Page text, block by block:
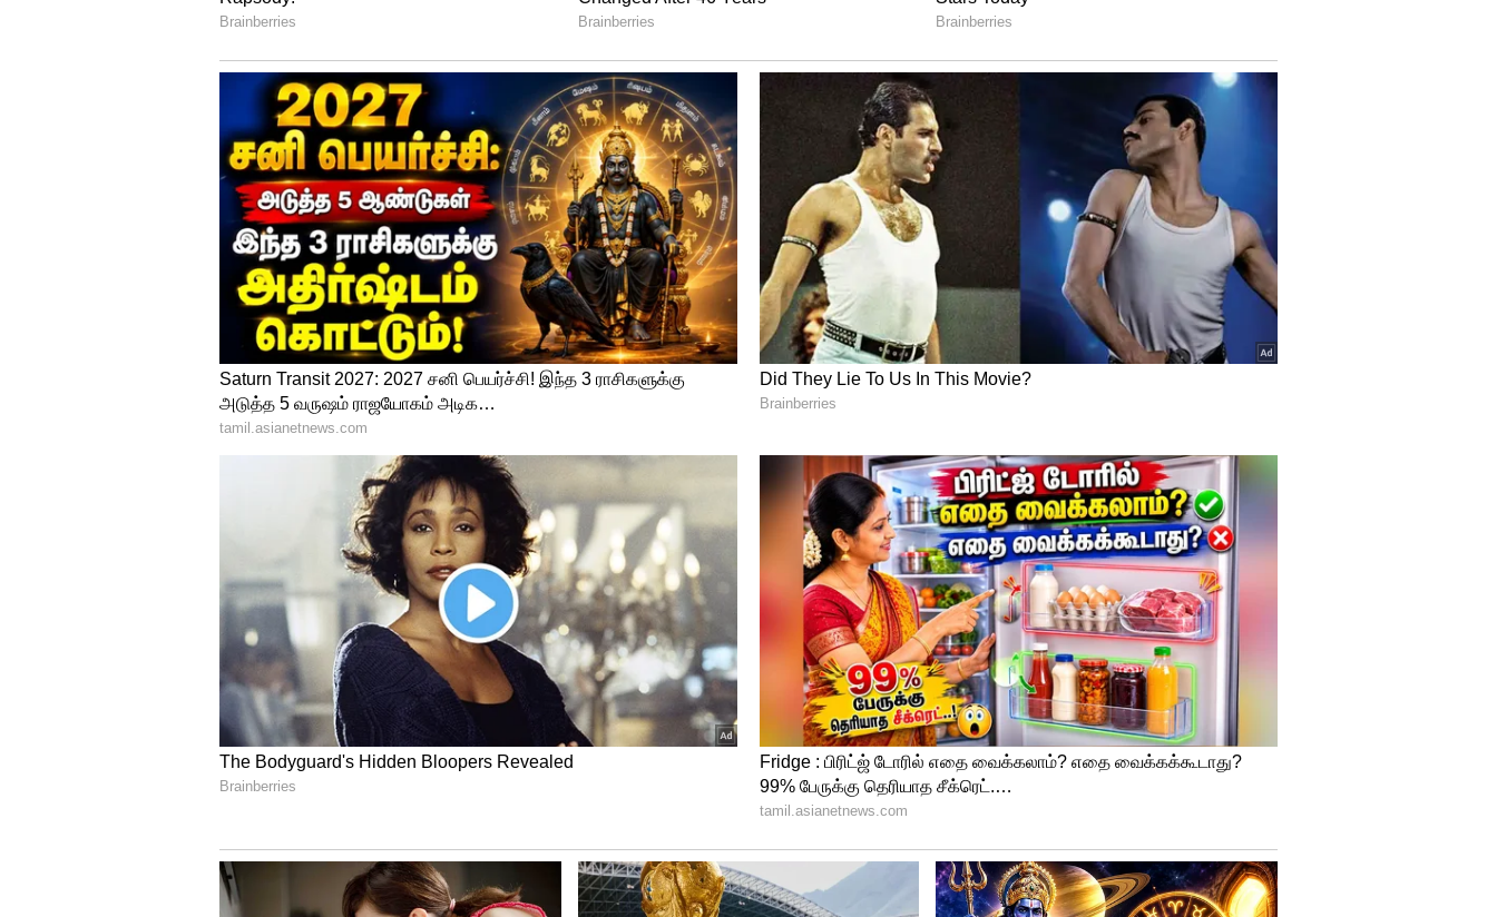
இயக்குநரகம் கூறியுள்ளது.
கோவாவில் இருந்து டெல்லி சென்ற இண்டிகோவின் 6E 2195 விமானம் குறித்த
நேரத்தில் புறப்படாததை சூழலில் இந்தச் சம்பவம் அரங்கேறியுள்ளது.
அரவிந்த் கெஜ்ரிவாலை ஹிட்லருடன் ஒப்பிடும் காங்கிரஸ்! இந்தியா
கூட்டணியில் புது சர்ச்சை?